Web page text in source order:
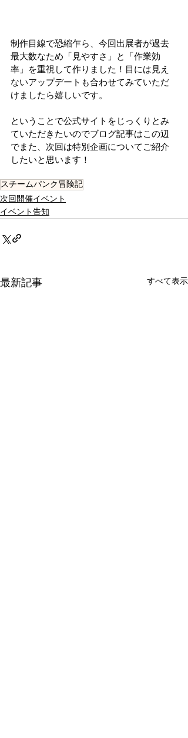
制作目線で恐縮乍ら、今回出展者が過去
最大数なため「見やすさ」と「作業効
率」を重視して作りました！目には見え
ないアップデートも合わせてみていただ
けましたら嬉しいです。
ということで公式サイトをじっくりとみ
ていただきたいのでブログ記事はこの辺
でまた、次回は特別企画についてご紹介
したいと思います！
スチームパンク冒険記
次回開催イベント
イベント告知
最新記事 すべて表示